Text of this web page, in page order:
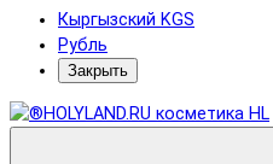
Кыргызский KGS
Рубль
Закрыть